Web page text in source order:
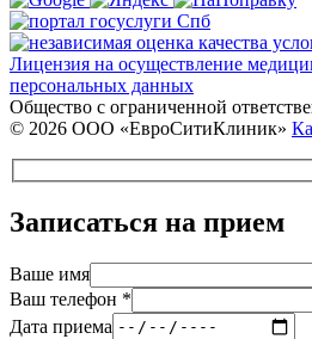
Лицензия на осуществление
персональных данных
Общество с ограниченной
© 2026 ООО «ЕвроСитиКлиник»
Записаться на прием
Ваше имя
Ваш телефон *
Дата приема